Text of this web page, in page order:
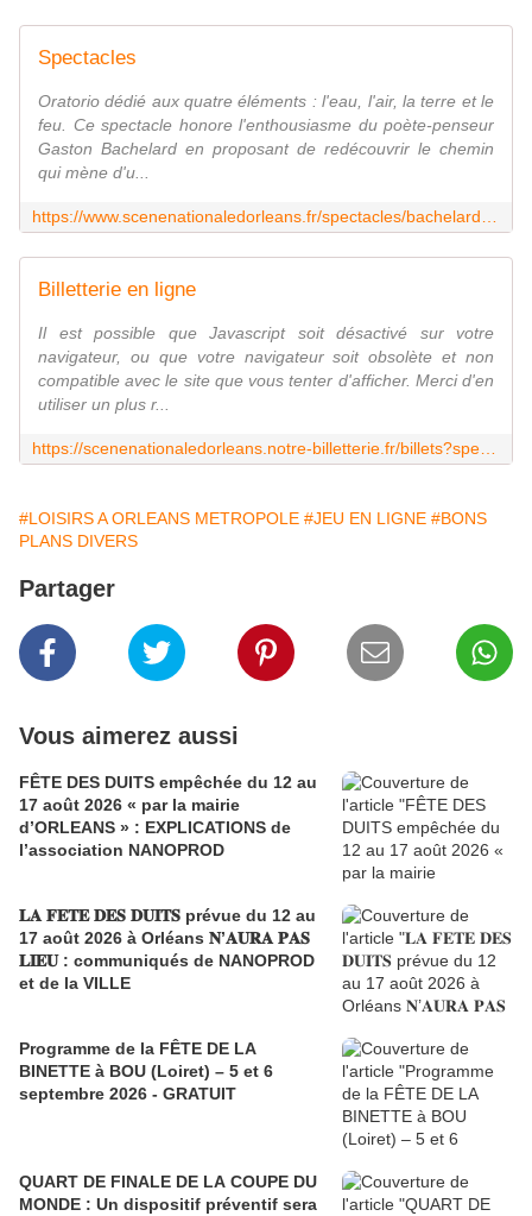
Spectacles
Oratorio dédié aux quatre éléments : l'eau, l'air, la terre et le
feu. Ce spectacle honore l'enthousiasme du poète-penseur
Gaston Bachelard en proposant de redécouvrir le chemin
qui mène d'u...
Billetterie en ligne
Il est possible que Javascript soit désactivé sur votre
navigateur, ou que votre navigateur soit obsolète et non
compatible avec le site que vous tenter d'afficher. Merci d'en
utiliser un plus r...
#LOISIRS A ORLEANS METROPOLE #JEU EN LIGNE #BONS
PLANS DIVERS
Partager
Vous aimerez aussi
FÊTE DES DUITS empêchée du 12 au
17 août 2026 « par la mairie
d’ORLEANS » : EXPLICATIONS de
l’association NANOPROD
𝐋𝐀 𝐅𝐄𝐓𝐄 𝐃𝐄𝐒 𝐃𝐔𝐈𝐓𝐒 prévue du 12 au
17 août 2026 à Orléans 𝐍’𝐀𝐔𝐑𝐀 𝐏𝐀𝐒
𝐋𝐈𝐄𝐔 : communiqués de NANOPROD
et de la VILLE
Programme de la FÊTE DE LA
BINETTE à BOU (Loiret) – 5 et 6
septembre 2026 - GRATUIT
QUART DE FINALE DE LA COUPE DU
MONDE : Un dispositif préventif sera